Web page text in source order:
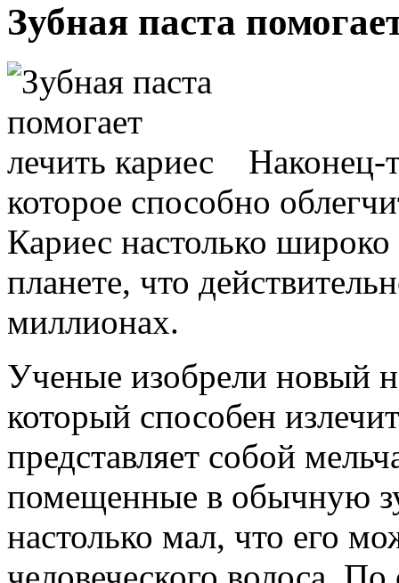
Зубная паста
Наконец-
которое способно
Кариес настолько
планете, что
миллионах.
Ученые изобрели новый
который способен
представляет собой
помещенные в обычную
настолько мал, что его